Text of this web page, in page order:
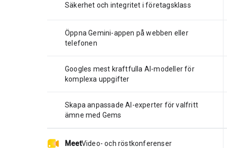
Säkerhet och integritet i företagsklass
Öppna Gemini-appen på webben eller
telefonen
Googles mest kraftfulla AI-modeller för
komplexa uppgifter
Skapa anpassade AI-experter för valfritt
ämne med Gems
MeetVideo- och röstkonferenser